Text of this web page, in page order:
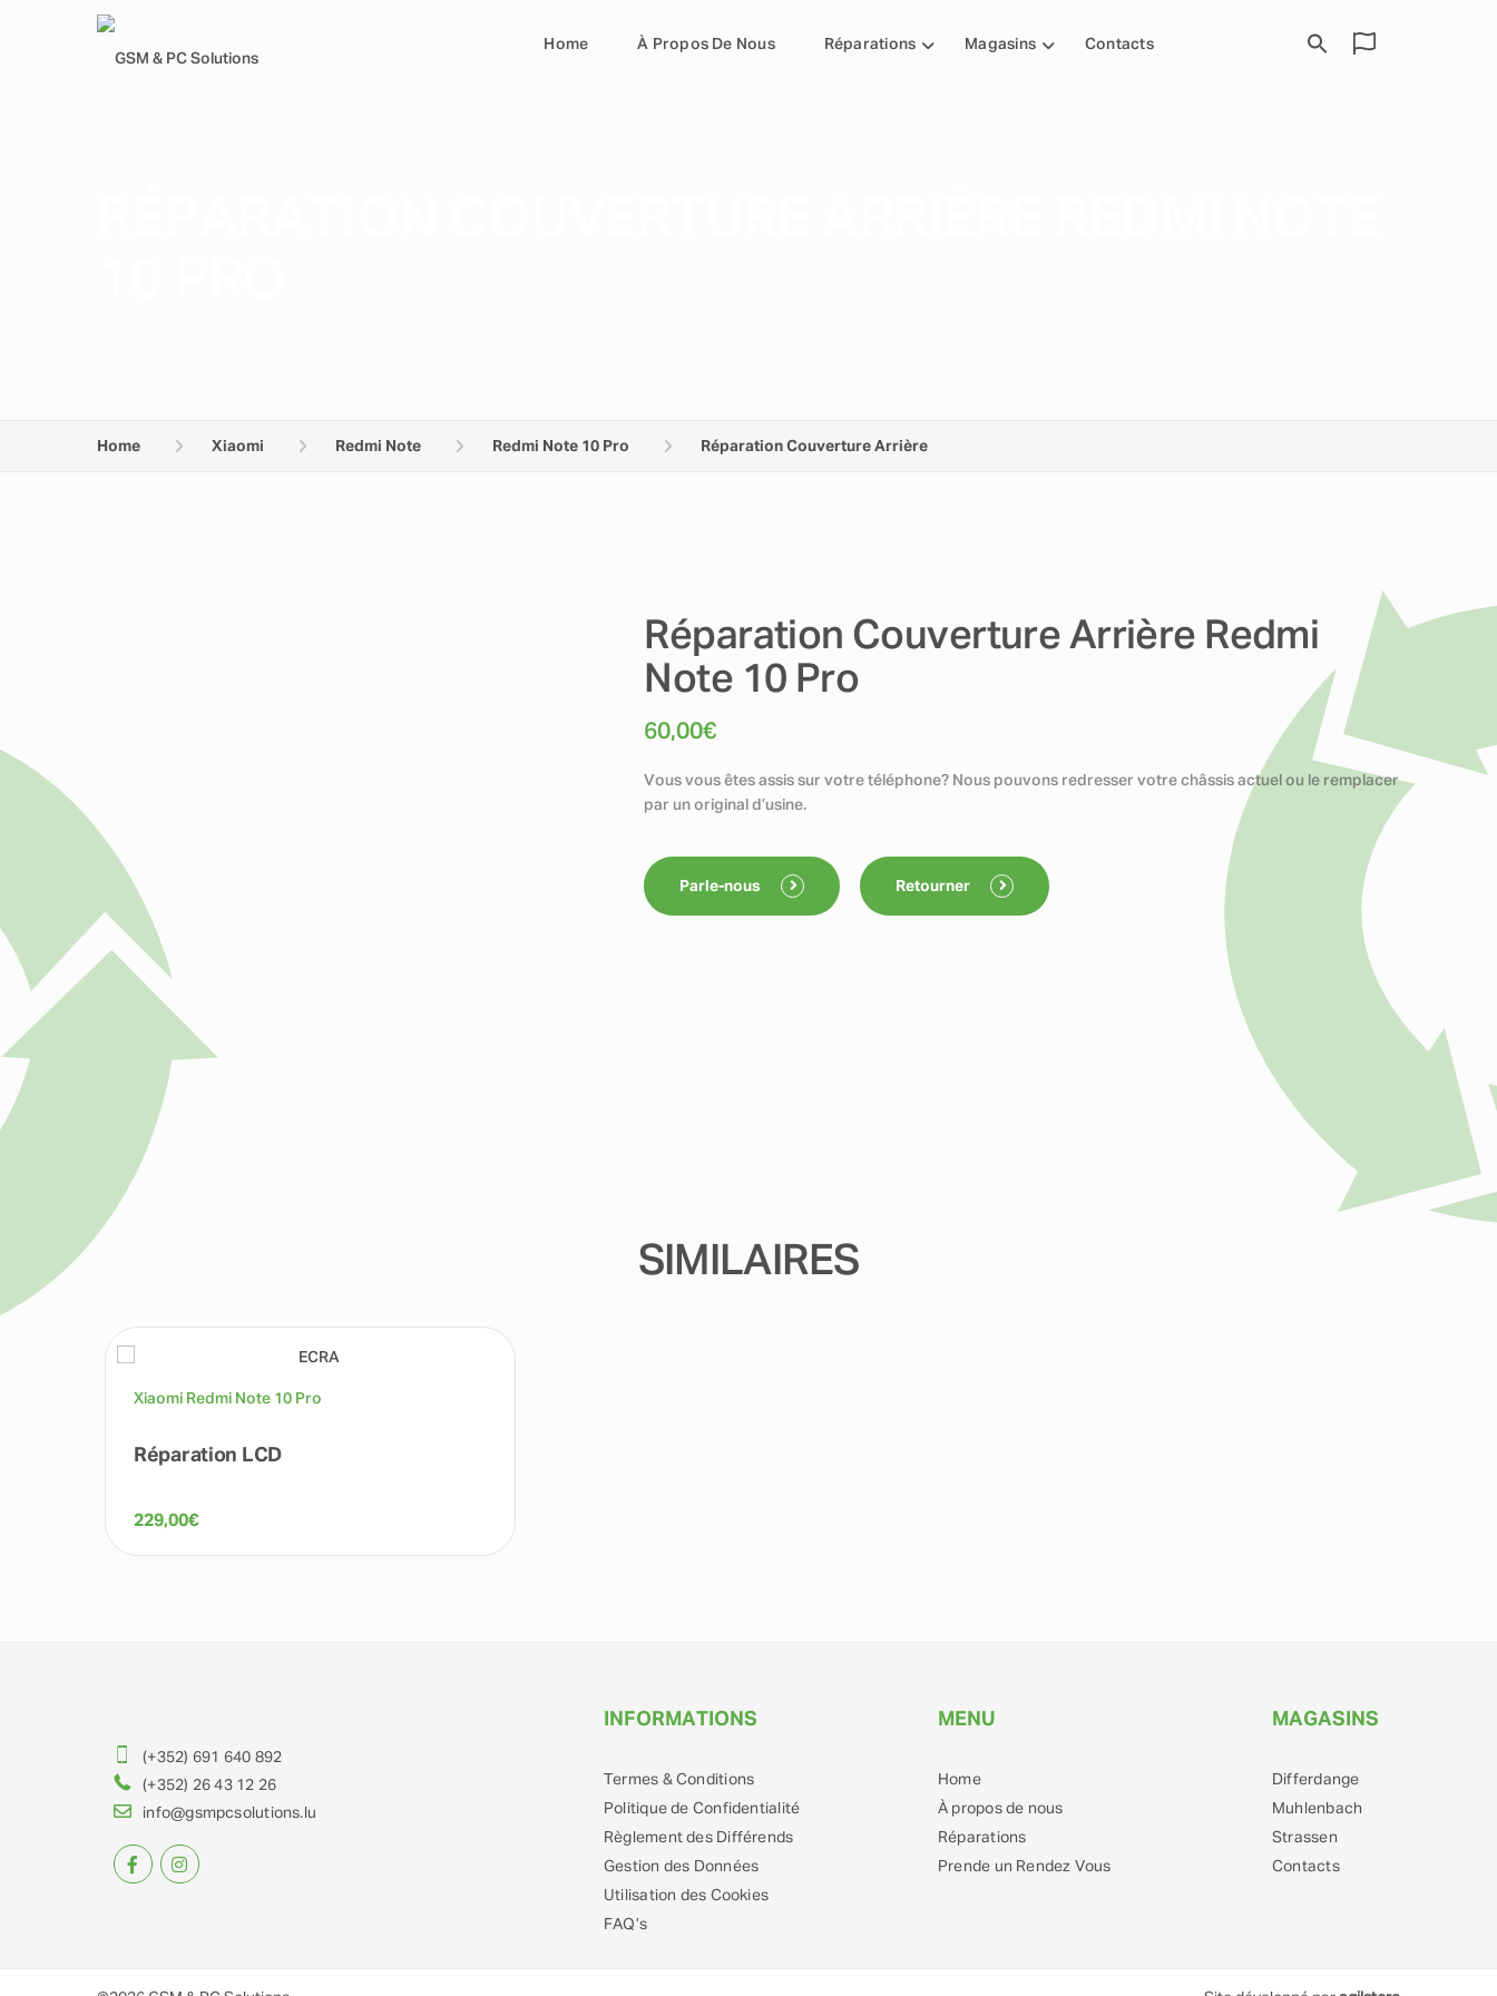
Home À Propos De Nous Réparations Magasins Contacts
Home Xiaomi Redmi Note Redmi Note 10 Pro Réparation Couverture Arrière
Réparation Couverture Arrière Redmi
Note 10 Pro
60,00€
Vous vous êtes assis sur votre téléphone? Nous pouvons redresser votre châssis actuel ou le remplacer
par un original d’usine.
Parle-nous Retourner
SIMILAIRES
Xiaomi Redmi Note 10 Pro
Réparation LCD
229,00€
(+352) 691 640 892
(+352) 26 43 12 26
info@gsmpcsolutions.lu
INFORMATIONS
Termes & Conditions
Politique de Confidentialité
Règlement des Différends
Gestion des Données
Utilisation des Cookies
FAQ’s
MENU
Home
À propos de nous
Réparations
Prende un Rendez Vous
MAGASINS
Differdange
Muhlenbach
Strassen
Contacts